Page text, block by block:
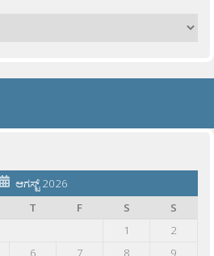
ಆಗಸ್ಟ್ 2026
T F S
S
1
2
6 7 8
9